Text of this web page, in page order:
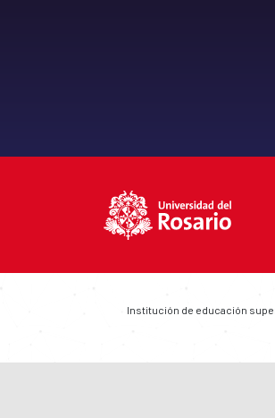
Institución de educación